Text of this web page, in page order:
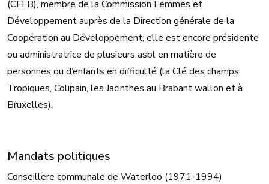
(CFFB), membre de la Commission Femmes et
Développement auprès de la Direction générale de la
Coopération au Développement, elle est encore présidente
ou administratrice de plusieurs asbl en matière de
personnes ou d’enfants en difficulté (la Clé des champs,
Tropiques, Colipain, les Jacinthes au Brabant wallon et à
Bruxelles).
Mandats politiques
Conseillère communale de Waterloo (1971-1994)